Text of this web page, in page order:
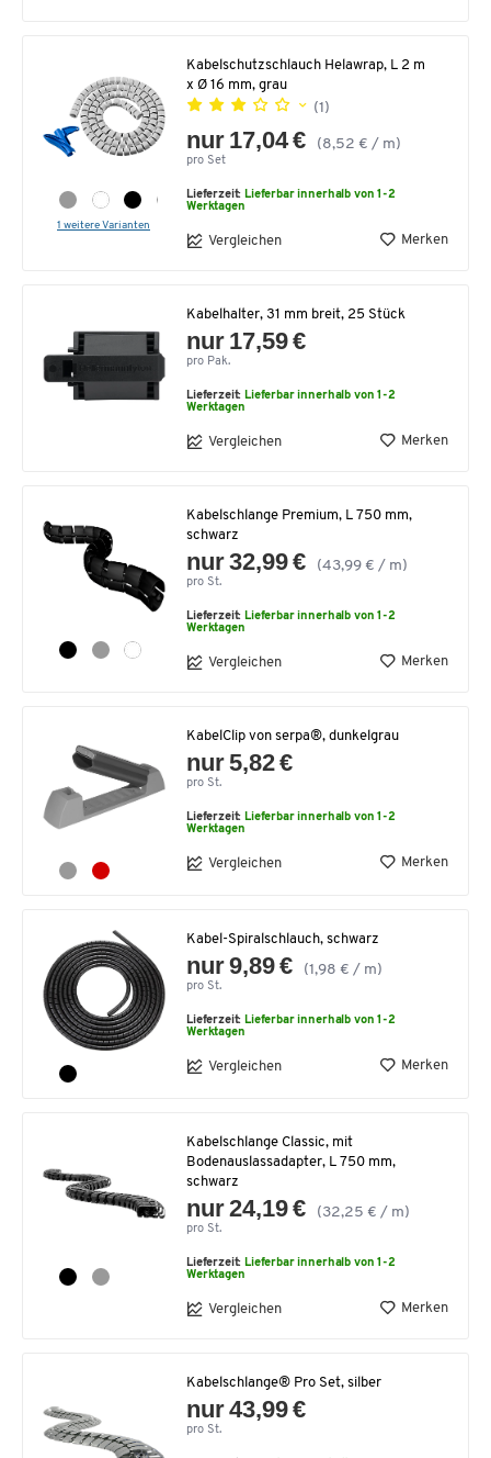
1 weitere Varianten
Kabelschutzschlauch Helawrap, L 2 m
x Ø 16 mm, grau
(1)
nur 17,04 € (8,52 € / m)
pro Set
Lieferzeit: Lieferbar innerhalb von 1-2
Werktagen
Vergleichen Merken
Kabelhalter, 31 mm breit, 25 Stück
nur 17,59 €
pro Pak.
Lieferzeit: Lieferbar innerhalb von 1-2
Werktagen
Vergleichen Merken
Kabelschlange Premium, L 750 mm,
schwarz
nur 32,99 € (43,99 € / m)
pro St.
Lieferzeit: Lieferbar innerhalb von 1-2
Werktagen
Vergleichen Merken
KabelClip von serpa®, dunkelgrau
nur 5,82 €
pro St.
Lieferzeit: Lieferbar innerhalb von 1-2
Werktagen
Vergleichen Merken
Kabel-Spiralschlauch, schwarz
nur 9,89 € (1,98 € / m)
pro St.
Lieferzeit: Lieferbar innerhalb von 1-2
Werktagen
Vergleichen Merken
Kabelschlange Classic, mit
Bodenauslassadapter, L 750 mm,
schwarz
nur 24,19 € (32,25 € / m)
pro St.
Lieferzeit: Lieferbar innerhalb von 1-2
Werktagen
Vergleichen Merken
Kabelschlange® Pro Set, silber
nur 43,99 €
pro St.